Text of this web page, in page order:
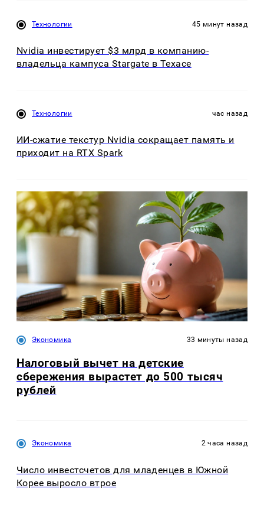
Технологии 45 минут назад
Nvidia инвестирует $3 млрд в компанию-
владельца кампуса Stargate в Техасе
Технологии час назад
ИИ-сжатие текстур Nvidia сокращает память и
приходит на RTX Spark
Экономика 33 минуты назад
Налоговый вычет на детские
сбережения вырастет до 500 тысяч
рублей
Экономика 2 часа назад
Число инвестсчетов для младенцев в Южной
Корее выросло втрое